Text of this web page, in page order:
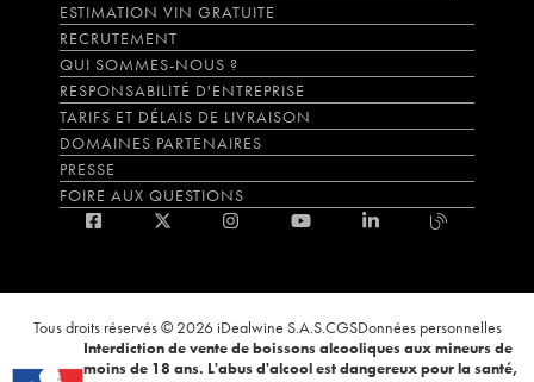
ESTIMATION VIN GRATUITE
RECRUTEMENT
QUI SOMMES-NOUS ?
RESPONSABILITÉ D'ENTREPRISE
TARIFS ET DÉLAIS DE LIVRAISON
DOMAINES PARTENAIRES
PRESSE
FOIRE AUX QUESTIONS
Tous droits réservés © 2026 iDealwine S.A.S.CGSDonnées personnelles
Interdiction de vente de boissons alcooliques aux mineurs de
moins de 18 ans. L'abus d'alcool est dangereux pour la santé,